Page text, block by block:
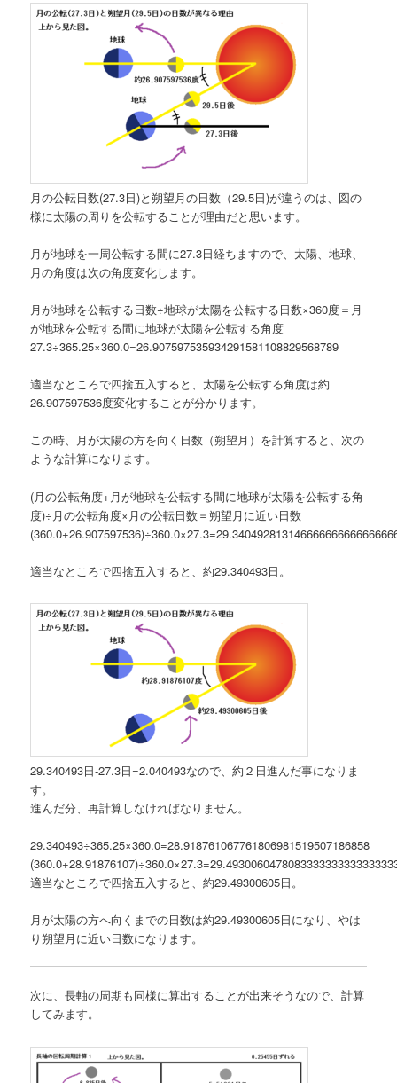
月の公転日数(27.3日)と朔望月の日数（29.5日)が違うのは、図の
様に太陽の周りを公転することが理由だと思います。
月が地球を一周公転する間に27.3日経ちますので、太陽、地球、
月の角度は次の角度変化します。
月が地球を公転する日数÷地球が太陽を公転する日数×360度＝月
が地球を公転する間に地球が太陽を公転する角度
27.3÷365.25×360.0=26.907597535934291581108829568789
適当なところで四捨五入すると、太陽を公転する角度は約
26.907597536度変化することが分かります。
この時、月が太陽の方を向く日数（朔望月）を計算すると、次の
ような計算になります。
(月の公転角度+月が地球を公転する間に地球が太陽を公転する角
度)÷月の公転角度×月の公転日数＝朔望月に近い日数
適当なところで四捨五入すると、約29.340493日。
29.340493日-27.3日=2.040493なので、約２日進んだ事になりま
す。
進んだ分、再計算しなければなりません。
29.340493÷365.25×360.0=28.918761067761806981519507186858
適当なところで四捨五入すると、約29.49300605日。
月が太陽の方へ向くまでの日数は約29.49300605日になり、やは
り朔望月に近い日数になります。
次に、長軸の周期も同様に算出することが出来そうなので、計算
してみます。